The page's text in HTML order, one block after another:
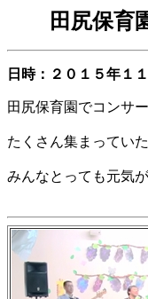
田尻保育
日時：２０１５年１
田尻保育園でコンサ
たくさん集まってい
みんなとっても元気